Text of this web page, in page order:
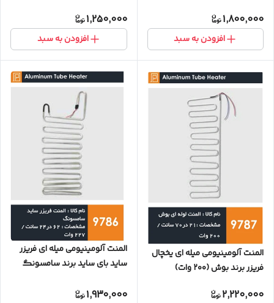
1,800,000
افزودن به سبد
1,250,000
افزودن به سبد
المنت آلومینیومی میله ای یخچال
فریزر برند بوش (۲۰۰ وات)
2,220,000
المنت آلومینیومی میله ای فریزر
ساید بای ساید برند سامسونگ
1,930,000